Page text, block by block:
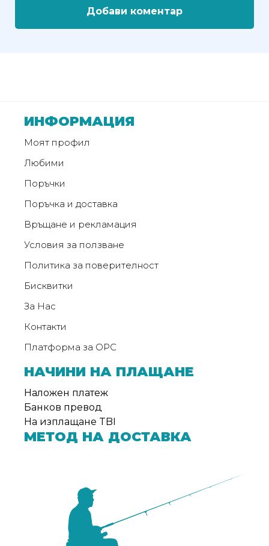
Добави коментар
ИНФОРМАЦИЯ
Моят профил
Любими
Поръчки
Поръчка и доставка
Връщане и рекламация
Условия за ползване
Политика за поверителност
Бисквитки
За Нас
Контакти
Платформа за ОРС
НАЧИНИ НА ПЛАЩАНЕ
Наложен платеж
Банков превод
На изплащане TBI
МЕТОД НА ДОСТАВКА